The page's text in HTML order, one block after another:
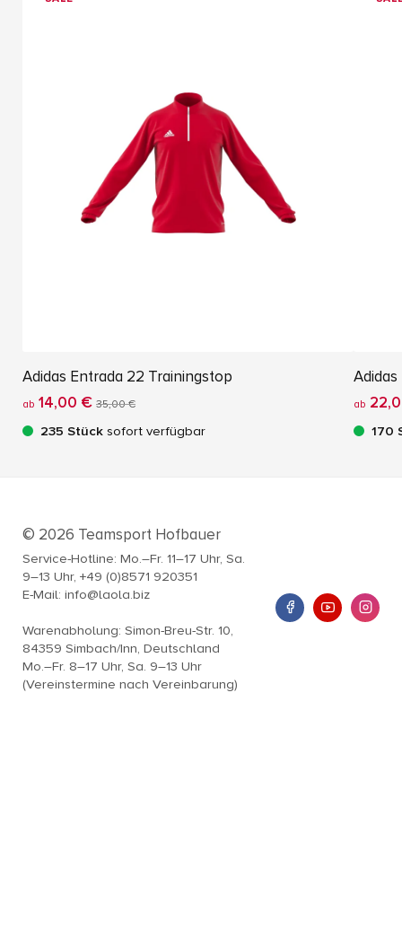
Adidas Entrada 22 Trainingstop
ab 14,00 € 35,00 €
235 Stück sofort verfügbar
ab
170
© 2026 Teamsport Hofbauer
Service-Hotline: Mo.–Fr. 11–17 Uhr, Sa.
9–13 Uhr, +49 (0)8571 920351
E-Mail: info@laola.biz
Warenabholung: Simon-Breu-Str. 10,
84359 Simbach/Inn, Deutschland
Mo.–Fr. 8–17 Uhr, Sa. 9–13 Uhr
(Vereinstermine nach Vereinbarung)